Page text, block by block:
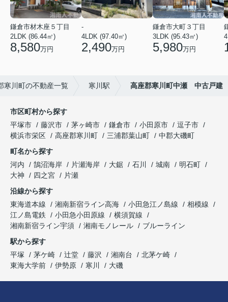
鎌倉市材木座５丁目
2LDK (86.44㎡)
8,580万円
-
4LDK (97.40㎡)
2,490万円
鎌倉市大町３丁目
3LDK (95.43㎡)
5,980万円
寒川町の不動産一覧 寒川駅 高座郡寒川町中瀬 中古戸建
市区町村から探す
平塚市
藤沢市 茅ヶ崎市 鎌倉市 小田原市
逗子市
横浜市栄区
高座郡寒川町 三浦郡葉山町
中郡大磯町
町名から探す
河内
鵠沼海岸 片瀬海岸 大鋸 石川 城南
明石町
大神
四之宮
片瀬
沿線から探す
東海道本線
湘南新宿ライン高海 小田急江ノ島線
相模線
江ノ島電鉄
小田急小田原線
横須賀線
湘南新宿ライン宇須
湘南モノレール
ブルーライン
駅から探す
平塚
茅ケ崎 辻堂 藤沢 湘南台
北茅ケ崎
東海大学前
伊勢原 寒川 大磯